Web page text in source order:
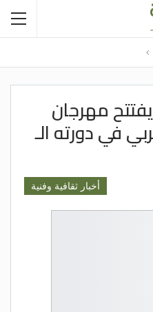
مهرجان
في دورته الـ
أخبار ثقافية وفنية